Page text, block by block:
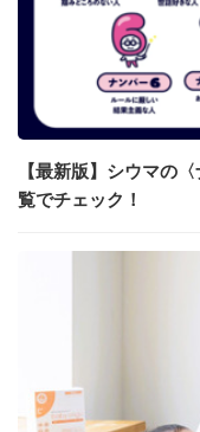
【最新版】シウマの
覧でチェック！